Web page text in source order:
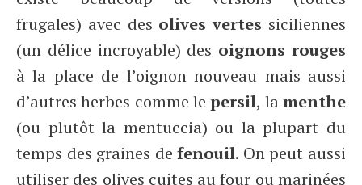
frugales) avec des olives vertes siciliennes
(un délice incroyable) des oignons rouges
à la place de l’oignon nouveau mais aussi
d’autres herbes comme lepersil, lamenthe
(ou plutôt la mentuccia) ou la plupart du
temps des graines defenouil. On peut aussi
utiliser des olives cuites au four ou marinées